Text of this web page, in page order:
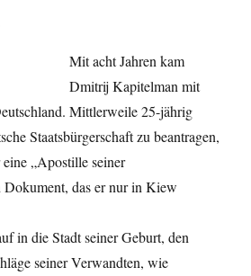
Mit acht Jahren kam
Dmitrij Kapitelman mit
Mittlerweile 25-jährig
Staatsbürgerschaft zu beantragen,
„Apostille seiner
Dokument, das er nur in Kiew
in die Stadt seiner Geburt, den
seiner Verwandten, wie